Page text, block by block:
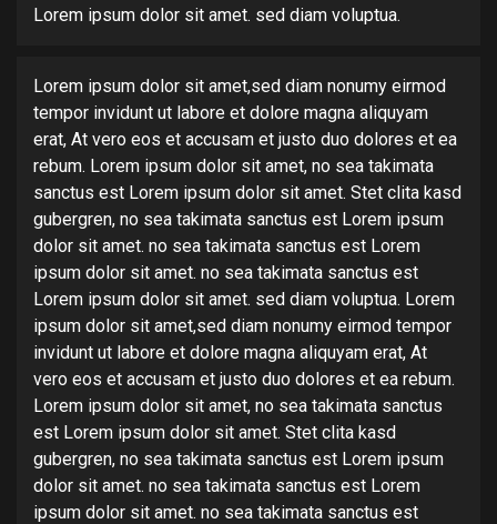
Lorem ipsum dolor sit amet. sed diam voluptua.
Lorem ipsum dolor sit amet,sed diam nonumy eirmod
tempor invidunt ut labore et dolore magna aliquyam
erat, At vero eos et accusam et justo duo dolores et ea
rebum. Lorem ipsum dolor sit amet, no sea takimata
sanctus est Lorem ipsum dolor sit amet. Stet clita kasd
gubergren, no sea takimata sanctus est Lorem ipsum
dolor sit amet. no sea takimata sanctus est Lorem
ipsum dolor sit amet. no sea takimata sanctus est
Lorem ipsum dolor sit amet. sed diam voluptua. Lorem
ipsum dolor sit amet,sed diam nonumy eirmod tempor
invidunt ut labore et dolore magna aliquyam erat, At
vero eos et accusam et justo duo dolores et ea rebum.
Lorem ipsum dolor sit amet, no sea takimata sanctus
est Lorem ipsum dolor sit amet. Stet clita kasd
gubergren, no sea takimata sanctus est Lorem ipsum
dolor sit amet. no sea takimata sanctus est Lorem
ipsum dolor sit amet. no sea takimata sanctus est